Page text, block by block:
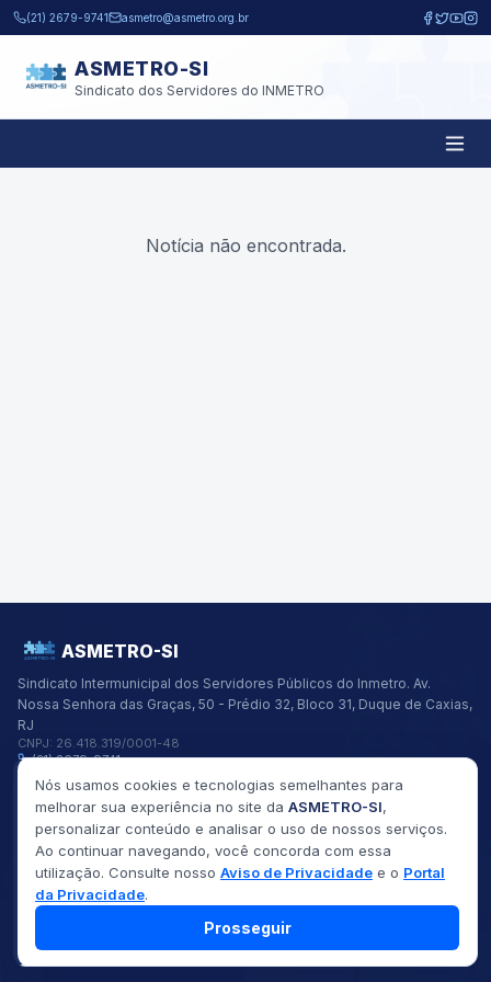
Pular para o conteúdo principal
(21) 2679-9741 asmetro@asmetro.org.br
ASMETRO-SI
Sindicato dos Servidores do INMETRO
Notícia não encontrada.
ASMETRO-SI
Sindicato Intermunicipal dos Servidores Públicos do Inmetro. Av.
Nossa Senhora das Graças, 50 - Prédio 32, Bloco 31, Duque de Caxias,
RJ
CNPJ: 26.418.319/0001-48
(21) 2679-9741
asmetro@asmetro.org.br
Links Rápidos
Institucional
Gestão
Saúde
Convênios
Fóruns
Seus Direitos
2026 ASMETRO-SI
Todos os direitos reservados
Nós usamos cookies e tecnologias semelhantes para
melhorar sua experiência no site da ASMETRO-SI,
personalizar conteúdo e analisar o uso de nossos serviços.
Ao continuar navegando, você concorda com essa
utilização. Consulte nosso Aviso de Privacidade e o Portal
da Privacidade.
Prosseguir